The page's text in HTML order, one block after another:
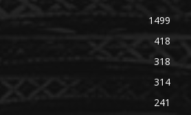
1499
418
318
314
241